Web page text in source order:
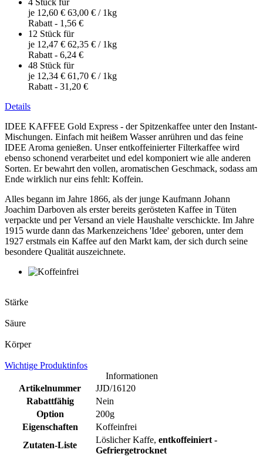
je 12,60 € 63,00 € / 1kg
Rabatt - 1,56 €
12 Stück für
je 12,47 € 62,35 € / 1kg
Rabatt - 6,24 €
48 Stück für
je 12,34 € 61,70 € / 1kg
Rabatt - 31,20 €
Details
IDEE KAFFEE Gold Express - der Spitzenkaffee unter den Instant-
Mischungen. Einfach mit heißem Wasser anrühren und das feine
IDEE Aroma genießen. Unser entkoffeinierter Filterkaffee wird
ebenso schonend verarbeitet und edel komponiert wie alle anderen
Sorten. Er bewahrt den vollen, aromatischen Geschmack, sodass am
Ende wirklich nur eins fehlt: Koffein.
Alles begann im Jahre 1866, als der junge Kaufmann Johann
Joachim Darboven als erster bereits gerösteten Kaffee in Tüten
verpackte und per Versand an viele Haushalte verschickte. Im Jahre
1915 wurde dann das Markenzeichens 'Idee' geboren, unter dem
1927 erstmals ein Kaffee auf den Markt kam, der sich durch seine
besondere Qualität auszeichnete.
Stärke
Säure
Körper
Wichtige Produktinfos
Informationen
Artikelnummer
JJD/16120
Rabattfähig
Nein
Option
200g
Eigenschaften
Koffeinfrei
Zutaten-Liste
Löslicher Kaffe, entkoffeiniert -
Gefriergetrocknet